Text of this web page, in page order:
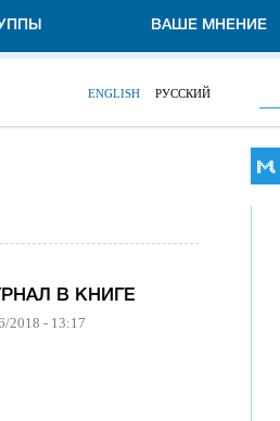
ВАШЕ МНЕНИЕ
ENGLISH РУССКИЙ
В КНИГЕ
2018 - 13:17